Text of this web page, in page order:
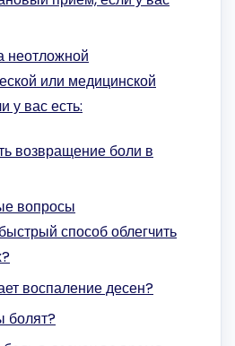
неотложной
или медицинской
у вас есть:
возвращение боли в
вопросы
способ облегчить
воспаление десен?
болят?